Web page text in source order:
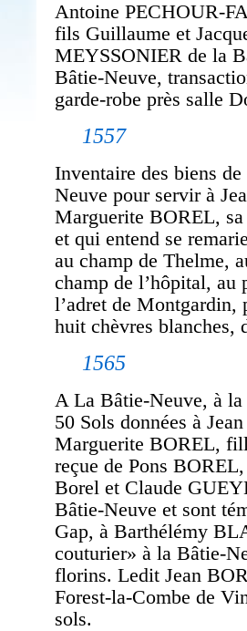
Antoine PECHOUR-
fils Guillaume et
MEYSSONIER de la
Bâtie-Neuve,
garde-robe près salle
1557
Inventaire des biens
Neuve pour servir à
Marguerite BOREL,
et qui entend se
au champ de Thelme,
champ de l’hôpital, au
l’adret de Montgardin,
huit chèvres blanches,
1565
A La Bâtie-Neuve, à la
50 Sols données à
Marguerite BOREL,
reçue de Pons
Borel et Claude
Bâtie-Neuve et sont
Gap, à Barthélémy
couturier» à la Bâtie-
florins. Ledit Jean
Forest-la-Combe de
sols.